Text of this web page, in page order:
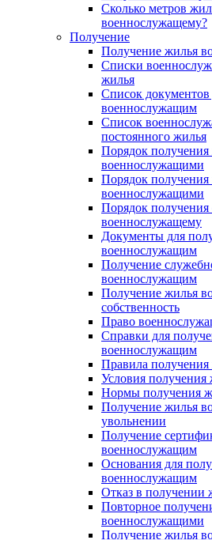
Сколько метров
военнослужащему?
Получение
Получение жилья
Списки
жилья
Список
военнослужащим
Список
постоянного жилья
Порядок
военнослужащими
Порядок
военнослужащими
Порядок
военнослужащему
Документы для
военнослужащим
Получение
военнослужащим
Получение жилья
собственность
Право
Справки для
военнослужащим
Правила
Условия
Нормы получения
Получение жилья
увольнении
Получение
военнослужащим
Основания для
военнослужащим
Отказ в получении
Повторное
военнослужащими
Получение жилья